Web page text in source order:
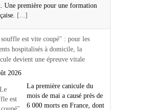
Une première pour une formation
[...]
est vite coupé" : pour les
hospitalisés à domicile, la
devient une épreuve vitale
2026
La première canicule du
mois de mai a causé près de
6 000 morts en France, dont